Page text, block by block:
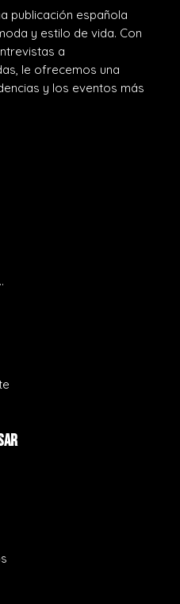
publicación española
y estilo de vida. Con
a
le ofrecemos una
y los eventos más